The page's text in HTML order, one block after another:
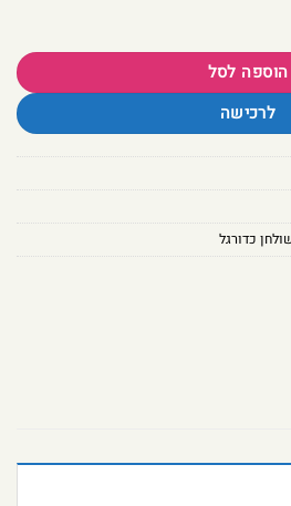
משחקי חברה לילדים
הוספה לסל
לרכישה
כדורגל